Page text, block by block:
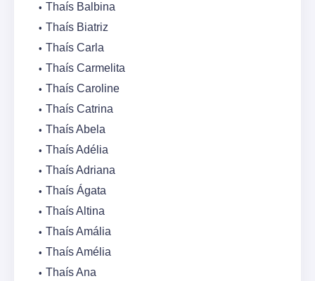
Thaís Balbina
Thaís Biatriz
Thaís Carla
Thaís Carmelita
Thaís Caroline
Thaís Catrina
Thaís Abela
Thaís Adélia
Thaís Adriana
Thaís Ágata
Thaís Altina
Thaís Amália
Thaís Amélia
Thaís Ana